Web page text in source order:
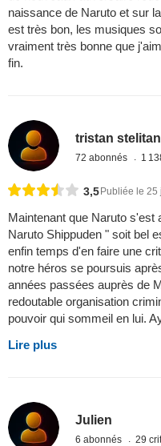
naissance de Naruto et sur
est très bon, les musiques
vraiment très bonne que
fin.
tristan
72 abonnés 1
3,5Publiée le 25
Maintenant que Naruto s'est
Naruto Shippuden " soit bel
enfin temps d'en faire une
notre héros se poursuis
années passées auprès de
redoutable organisation
pouvoir qui sommeil en lui.
Lire plus
Julien
6 abonnés 29